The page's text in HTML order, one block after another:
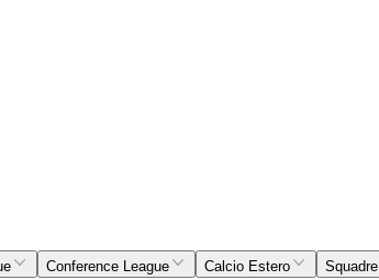
Conference League Calcio Estero Squadre